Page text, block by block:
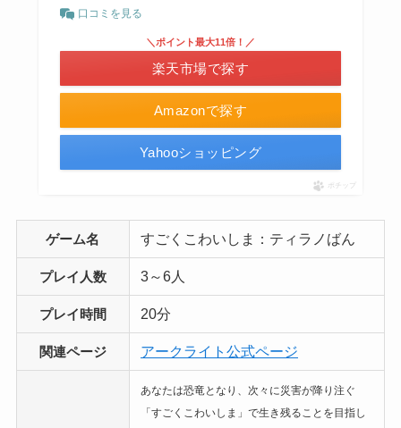
口コミを見る
Amazonで探す
＼ポイント最大11倍！／
楽天市場で探す
Yahooショッピング
ポチップ
ゲーム名 すごくこわいしま：ティラノばん
プレイ人数 3～6人
プレイ時間 20分
関連ページ アークライト公式ページ
あなたは恐竜となり、次々に災害が降り注ぐ
「すごくこわいしま」で生き残ることを目指し